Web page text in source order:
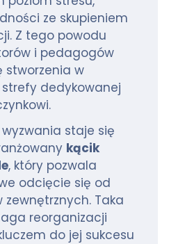
ze skupieniem
Z tego powodu
i pedagogów
stworzenia w
strefy dedykowanej
staje się
kącik
, który pozwala
odcięcie się od
Taka
reorganizacji
do jej sukcesu